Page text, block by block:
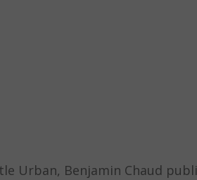
Urban, Benjamin Chaud